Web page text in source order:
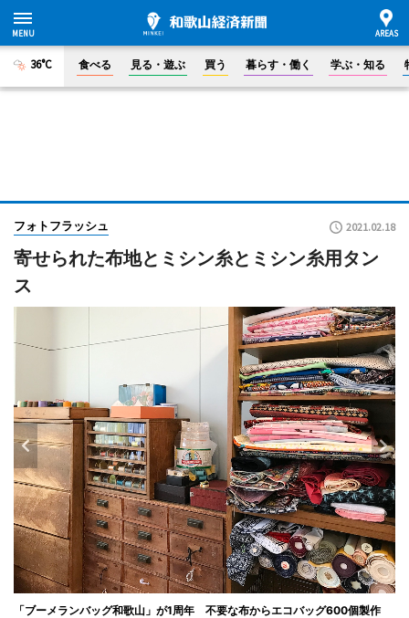
36°C 食べる 見る・遊ぶ 買う 暮らす・働く 学ぶ・知る
フォトフラッシュ 2021.02.18
寄せられた布地とミシン糸とミシン糸用タン
ス
「ブーメランバッグ和歌山」が1周年 不要な布からエコバッグ600個製作